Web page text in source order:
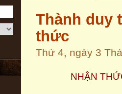
Thành duy
thức
Thứ 4, ngày 3
NHẬN